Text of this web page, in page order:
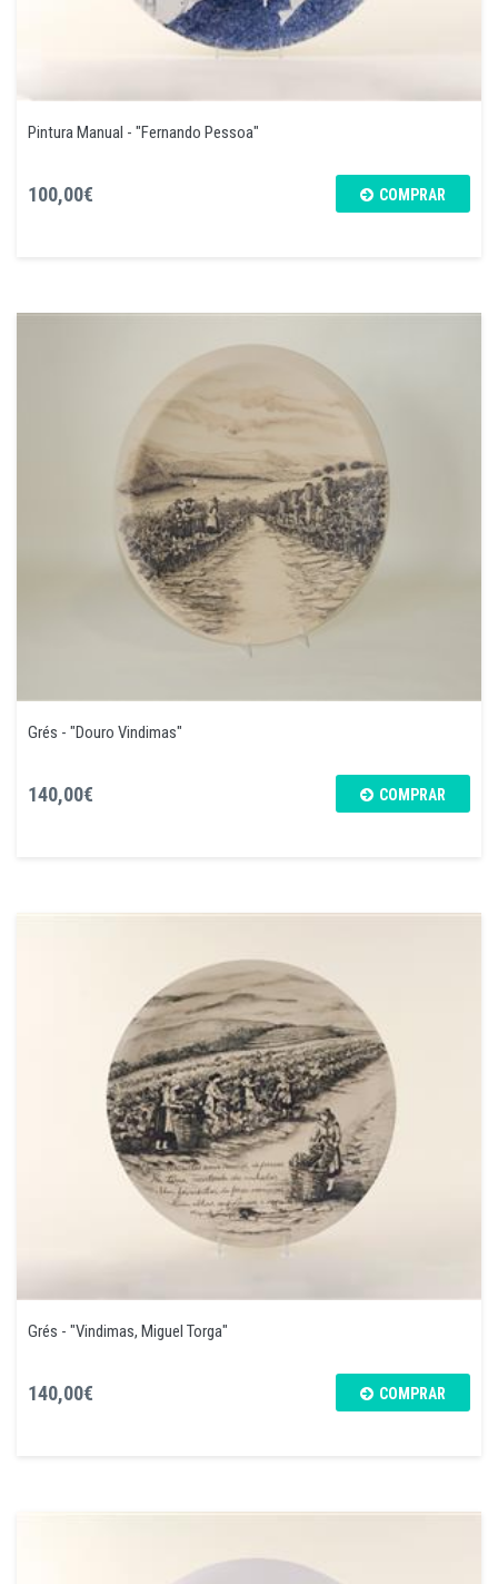
Pintura Manual - "Fernando Pessoa"
100,00€ COMPRAR
Grés - "Douro Vindimas"
140,00€ COMPRAR
Grés - "Vindimas, Miguel Torga"
140,00€ COMPRAR